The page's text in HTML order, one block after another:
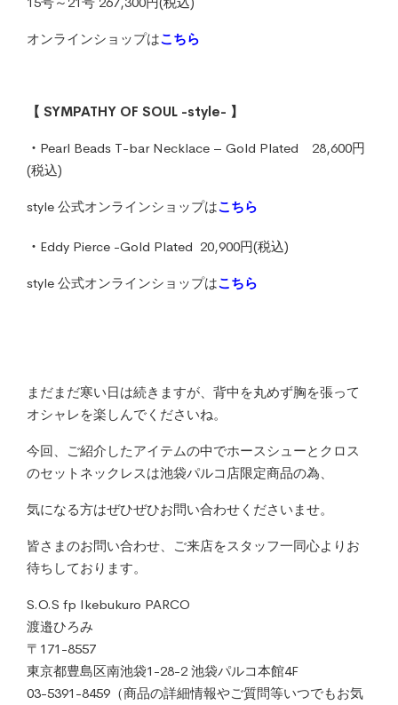
オンラインショップはこちら
【 SYMPATHY OF SOUL -style- 】
・ Pearl Beads T-bar Necklace – Gold Plated 28,600円
(税込)
style 公式オンラインショップはこちら
・ Eddy Pierce -Gold Plated 20,900円(税込)
style 公式オンラインショップはこちら
まだまだ寒い日は続きますが、背中を丸めず胸を張って
オシャレを楽しんでくださいね。
今回、ご紹介したアイテムの中でホースシューとクロス
のセットネックレスは池袋パルコ店限定商品の為、
気になる方はぜひぜひお問い合わせくださいませ。
皆さまのお問い合わせ、ご来店をスタッフ一同心よりお
待ちしております。
S.O.S fp Ikebukuro PARCO
渡邉ひろみ
〒171-8557
東京都豊島区南池袋1-28-2 池袋パルコ本館4F
03-5391-8459（商品の詳細情報やご質問等いつでもお気